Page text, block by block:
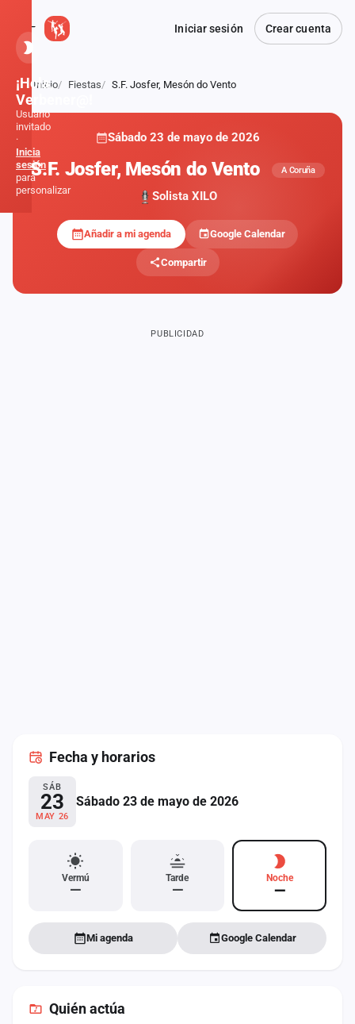
Iniciar sesión Crear cuenta
Atrás
Inicio Fiestas S.F. Josfer, Mesón do Vento
Sábado 23 de mayo de 2026
S.F. Josfer, Mesón do Vento A Coruña
Solista XILO
Añadir a mi agenda Google Calendar
Compartir
PUBLICIDAD
Fecha y horarios
SÁB
23
MAY 26
Sábado 23 de mayo de 2026
Vermú
—
Tarde
—
Noche
—
Mi agenda Google Calendar
Quién actúa
¡Hola,
Verbener@!
Usuario
invitado
·
Inicia
sesión
para
personalizar
Administración
Contacto